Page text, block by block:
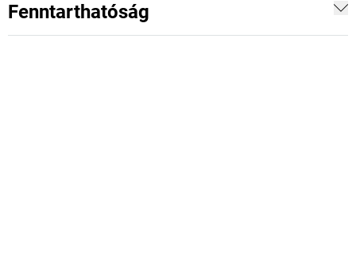
Fenntarthatóság